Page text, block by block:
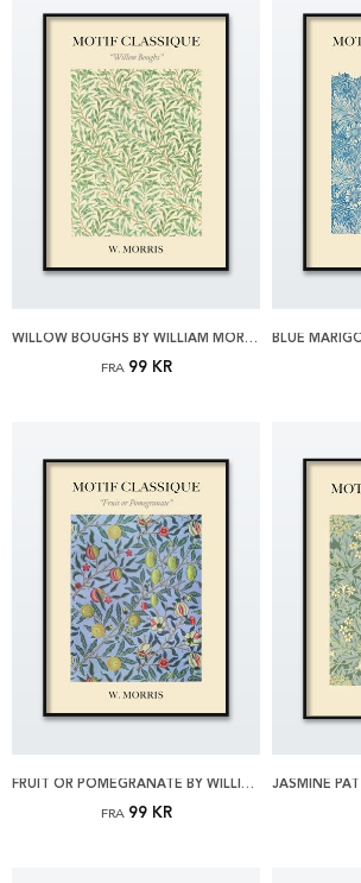
WILLOW BOUGHS BY WILLIAM MORRIS PLAKAT
FRA 99 KR
FRUIT OR POMEGRANATE BY WILLIAM MORRIS PLAKAT
FRA 99 KR